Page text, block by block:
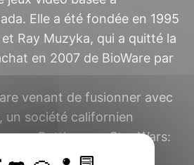
Elle a été fondée en 1995
Ray Muzyka, qui a quitté la
en 2007 de BioWare par
venant de fusionner avec
un société californien
Battlezone, Star Wars:
All Humans!.